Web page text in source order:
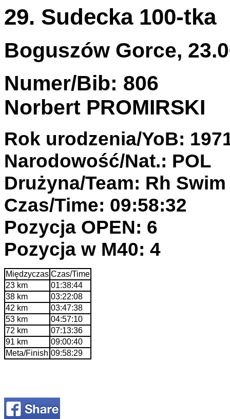
29. Sudecka 100-tka
Boguszów Gorce,
Numer/Bib: 806
Norbert PROMIRSKI
Rok urodzenia/YoB:
Narodowość/Nat.: POL
Drużyna/Team: Rh Swim
Czas/Time: 09:58:32
Pozycja OPEN: 6
Pozycja w M40: 4
Międzyczas Czas/Time
23 km
01:38:44
38 km
03:22:08
42 km
03:47:38
53 km
04:57:10
72 km
07:13:36
91 km
09:00:40
Meta/Finish 09:58:29